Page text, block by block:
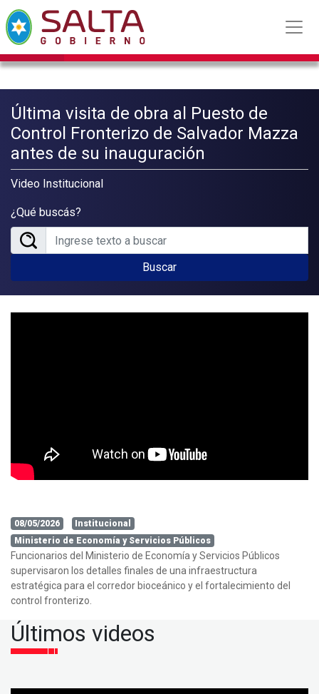
Última visita de obra al Puesto de
Control Fronterizo de Salvador Mazza
antes de su inauguración
Video Institucional
¿Qué buscás?
Buscar
08/05/2026
Institucional
Ministerio de Economía y Servicios Públicos
Funcionarios del Ministerio de Economía y Servicios Públicos
supervisaron los detalles finales de una infraestructura
estratégica para el corredor bioceánico y el fortalecimiento del
control fronterizo.
Últimos videos